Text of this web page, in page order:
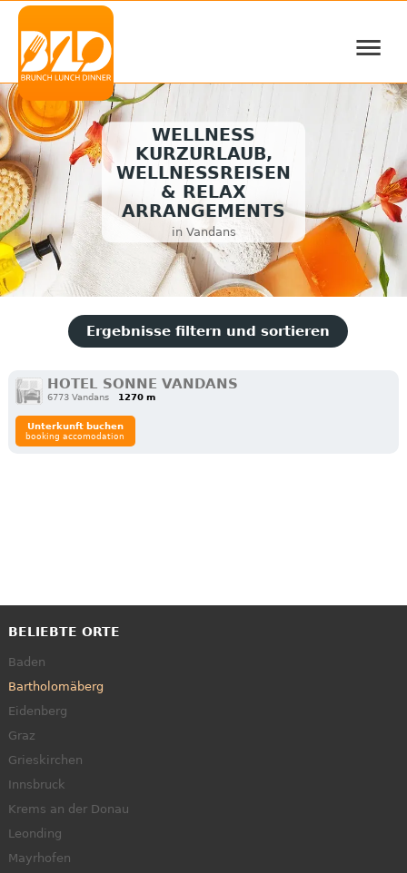
≡
WELLNESS
KURZURLAUB,
WELLNESSREISEN
& RELAX
ARRANGEMENTS
in Vandans
Ergebnisse filtern und sortieren
HOTEL SONNE VANDANS
6773 Vandans 1270 m
Unterkunft buchen
booking accomodation
BELIEBTE ORTE
Baden
Bartholomäberg
Eidenberg
Graz
Grieskirchen
Innsbruck
Krems an der Donau
Leonding
Mayrhofen